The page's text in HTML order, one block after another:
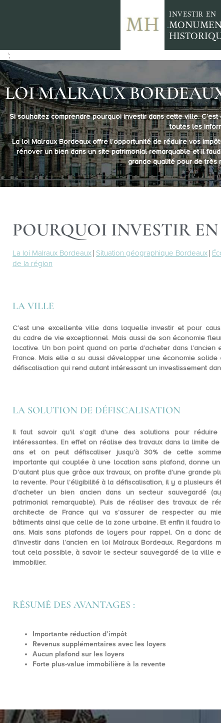
INVESTIR EN
';
LOI MALRAUX BORDEAUX
Si souhaitez comprendre pourquoi investir dans cette ville.
toutes les
La loi Malraux Bordeaux offre l’opportunité de réduire vos
rénover un bien dans un site patrimonial remarquable et il
grande qualité pour de très
POURQUOI INVESTIR
La loi Malraux Bordeaux | Situation géographique Bordeaux |
de la région
LA VILLE
C’est une excellente ville dans laquelle investir et pour
du cadre de vie exceptionnel. Mais aussi de son économie
locative. Un bon point quand on parle d’acheter dans
France. Mais elle a su aussi développer une économie
défiscalisation qui rend autant intéressant un investissement
LA SOLUTION DE DÉFISCALISATION
Il faut savoir qu’il s’agit d’une des solutions pour
intéressantes. En effet on réalise des travaux dans la limite de
ans et on peut défiscaliser jusqu’à 30%de cette
importante qui couplée à une locationsans plafond, donne
D’autant plus que grâce aux travaux, on profite d’une grande
la revente. Pour l’éligibilité à la défiscalisation, il y a plusieurs
d’acheter un bien ancien dans un secteur sauvegardé
patrimonial remarquable). Puis de réaliser destravaux de
architecte de France qui va s’assurer de respecter au
bâtiments ainsi que celle de la zone urbaine. Et enfin il faudra
ans. Mais sans plafonds de loyers pour rappel. On a donc
d’investir dans l’ancien en loi Malraux Bordeaux. Regardons
tout cela possible, à savoir le secteur sauvegardé de la ville
immobilier.
RÉSUMÉ DES AVANTAGES :
Importante réduction d’impôt
Revenus supplémentaires avec les loyers
Aucun plafond sur les loyers
Forte plus-value immobilière à la revente